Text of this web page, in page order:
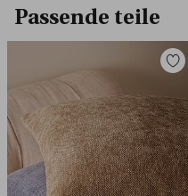
Passende teile
Zu